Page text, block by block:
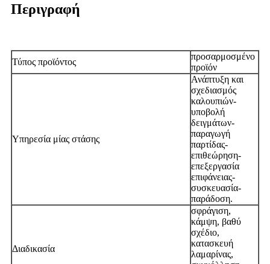
Περιγραφή
Τύπος προϊόντος
προσαρμοσμένο
προϊόν
Υπηρεσία μίας στάσης
Ανάπτυξη και
σχεδιασμός
καλουπιών-
υποβολή
δειγμάτων-
παραγωγή
παρτίδας-
επιθεώρηση-
επεξεργασία
επιφάνειας-
συσκευασία-
παράδοση.
Διαδικασία
σφράγιση,
κάμψη, βαθύ
σχέδιο,
κατασκευή
λαμαρίνας,